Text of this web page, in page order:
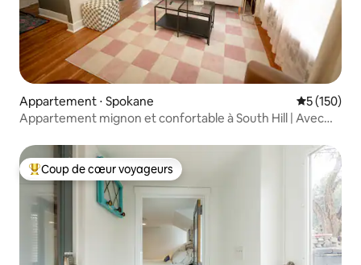
Appartement ⋅ Spokane Évaluation
5 (150)
Appartement mignon et confortable à South Hill | Avec
Coups de cœur voyageurs les plus appréciés
Coup de cœur voyageurs